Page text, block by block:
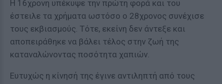
Η 16χρονη υπέκυψε την πρώτη φορά και του
έστειλε τα χρήματα ωστόσο ο 28χρονος συνέχισε
τους εκβιασμούς. Τότε, εκείνη δεν άντεξε και
αποπειράθηκε να βάλει τέλος στην ζωή της
καταναλώνοντας ποσότητα χαπιών.
Ευτυχώς η κίνησή της έγινε αντιληπτή από τους